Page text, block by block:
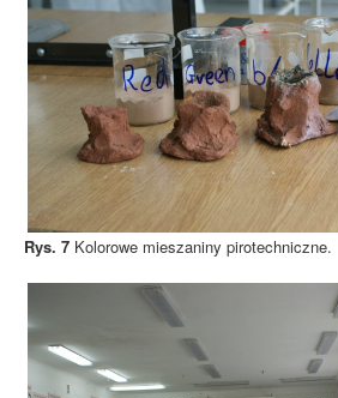
Rys. 7 Kolorowe mieszaniny pirotechniczne.